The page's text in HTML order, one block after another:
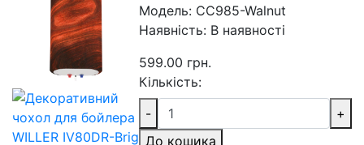
Модель: CC985-Walnut
Наявність: В наявності
599.00 грн.
Кількість:
-
+
До кошика